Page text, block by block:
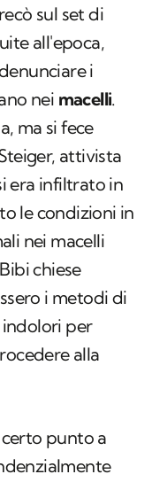
sul set di
all'epoca,
i
nei macelli.
ma si fece
attivista
era infiltrato in
le condizioni in
nei macelli
chiese
i metodi di
per
alla
punto a